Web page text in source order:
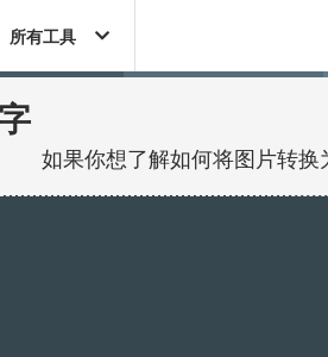
所有工具
如果你想了解如何将图片转换